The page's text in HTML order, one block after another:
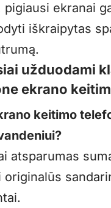
pigiausi ekranai
iškraipytas
užduodami
ekrano
keitimo
atsparumas
originalūs